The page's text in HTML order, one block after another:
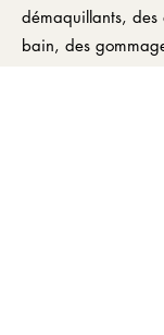
démaquillants,
bain, des